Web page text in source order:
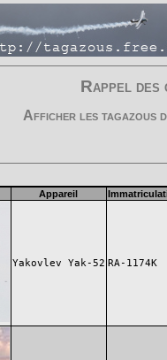
Rappel
Afficher les tagazous
Appareil
Yakovlev Yak-52 RA-1174K